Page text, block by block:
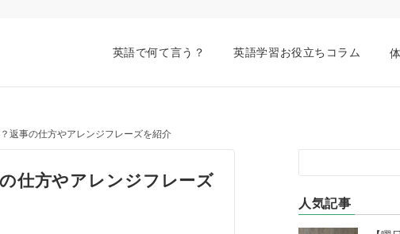
英語で何て言う？ 英語学習お役立ちコラム
返事の仕方やアレンジフレーズを紹介
仕方やアレンジフレーズ
人気記事